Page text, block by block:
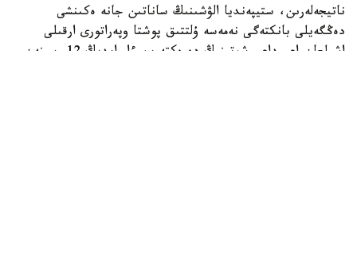
ناتيجەلەرىن، ستيپەنديا الۋشىنىڭ ساناتىن جانە ەكىنشى
دەڭگەيلى بانكتەگى نەمەسە ۇلتتىق پوشتا وپەراتورى ارقىلى
اشىلعان اعىمداعى شوتىنىڭ دەرەكتەرىن ءار ايدىڭ 12-سىنەن